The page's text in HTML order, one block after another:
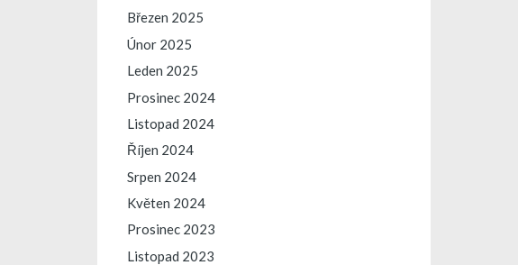
Březen 2025
Únor 2025
Leden 2025
Prosinec 2024
Listopad 2024
Říjen 2024
Srpen 2024
Květen 2024
Prosinec 2023
Listopad 2023